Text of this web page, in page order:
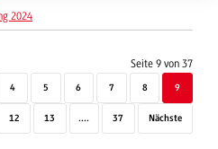
2024
Seite 9 von 37
4 5 6 7 8 9
12 13 .... 37 Nächste